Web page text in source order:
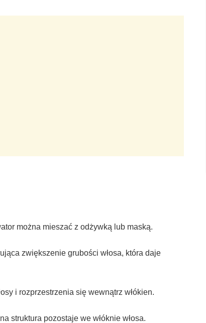
można mieszać z odżywką lub maską.
zwiększenie grubości włosa, która daje
i rozprzestrzenia się wewnątrz włókien.
struktura pozostaje we włóknie włosa.